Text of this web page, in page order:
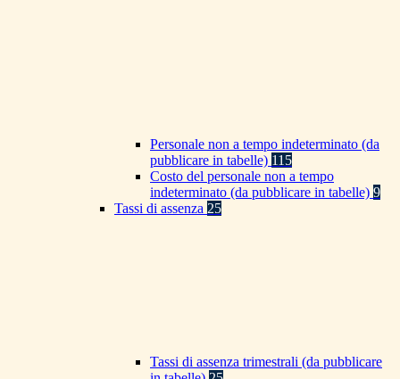
Personale non a tempo indeterminato (da
pubblicare in tabelle) 115
Costo del personale non a tempo
indeterminato (da pubblicare in tabelle) 9
Tassi di assenza 25
Tassi di assenza trimestrali (da pubblicare